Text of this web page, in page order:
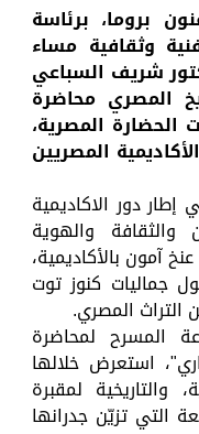
بروما، برئاسة
وثقافية مساء
شريف السباعي
المصري محاضرة
الحضارة المصرية،
المصريين
دور الاكاديمية
والهوية
آمون بالأكاديمية،
جماليات كنوز توت
التراث المصري.
المسرح لمحاضرة
استعرض خلالها
والتاريخية لمقبرة
التي تزيّن جدرانها